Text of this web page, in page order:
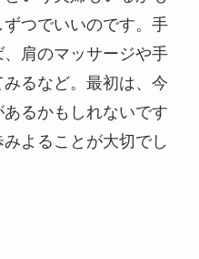
つでいいのです。手
肩のマッサージや手
るなど。最初は、今
るかもしれないです
よることが大切でし